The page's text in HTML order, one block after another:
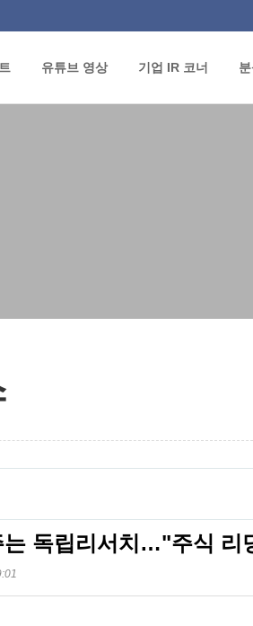
유튜브 영상 기업 IR 코너
는 독립리서치…"주식 리